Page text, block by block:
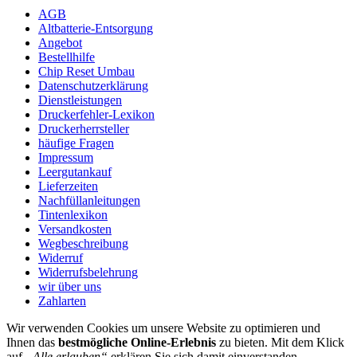
AGB
Altbatterie-Entsorgung
Angebot
Bestellhilfe
Chip Reset Umbau
Datenschutzerklärung
Dienstleistungen
Druckerfehler-Lexikon
Druckerherrsteller
häufige Fragen
Impressum
Leergutankauf
Lieferzeiten
Nachfüllanleitungen
Tintenlexikon
Versandkosten
Wegbeschreibung
Widerruf
Widerrufsbelehrung
wir über uns
Zahlarten
Wir verwenden Cookies um unsere Website zu optimieren und
Ihnen das bestmögliche Online-Erlebnis zu bieten. Mit dem Klick